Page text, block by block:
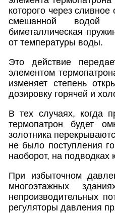
которого через
смешанной водой
биметаллическая
от температуры воды.
Это действие
элементом
изменяет степень
дозировку горячей и
В тех случаях, когда
термопатрон будет
золотника
не было поступления
наоборот, на
При избыточном
многоэтажных
непроизводительных
регуляторы давления